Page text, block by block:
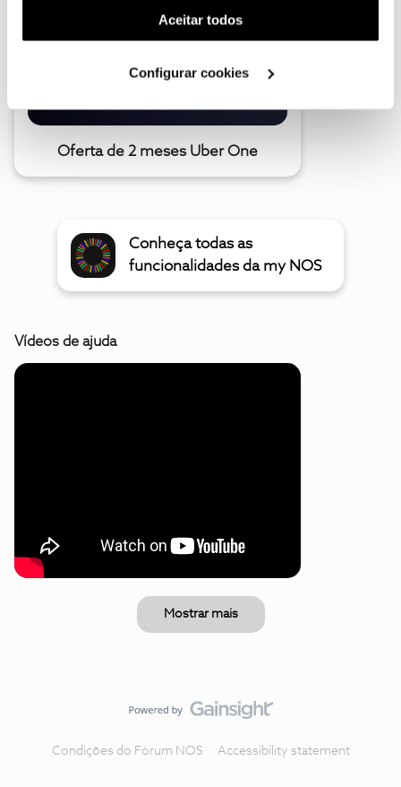
(cookies de publicidade personalizada). Pode gerir a
utilização dos cookies clicando em "Configurar
Aceitar todos
Configurar cookies
Oferta de 2 meses Uber One
Conheça todas as
funcionalidades da my NOS
Vídeos de ajuda
Mostrar mais
Condições do Fórum NOS Accessibility statement